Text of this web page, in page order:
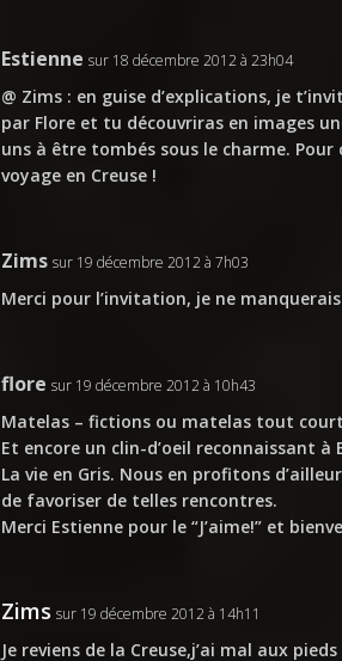
Estienne sur 18 décembre 2012 à 23h04
@ Zims : en guise d’explications, je
par Flore et tu découvriras en images
uns à être tombés sous le charme.
voyage en Creuse !
Zims sur 19 décembre 2012 à 7h03
Merci pour l’invitation, je ne manquerais
flore sur 19 décembre 2012 à 10h43
Matelas – fictions ou matelas tout
Et encore un clin-d’oeil reconnaissant
La vie en Gris. Nous en profitons
de favoriser de telles rencontres.
Merci Estienne pour le “J’aime!” et
Zims sur 19 décembre 2012 à 14h11
Je reviens de la Creuse,j’ai mal aux